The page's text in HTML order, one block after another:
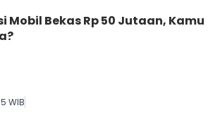
Mobil Bekas Rp 50 Jutaan, Kamu
WIB